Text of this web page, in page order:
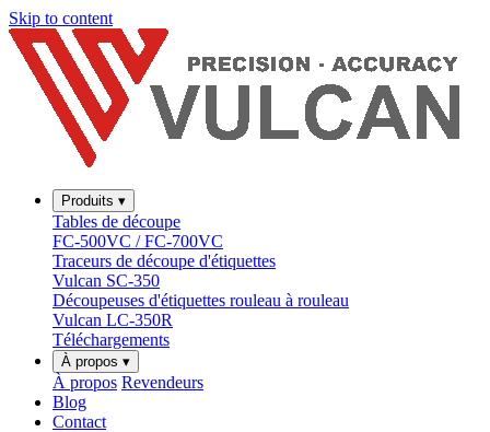
Skip to content
Produits ▾
Tables de découpe
FC-500VC / FC-700VC
Traceurs de découpe d'étiquettes
Vulcan SC-350
Découpeuses d'étiquettes rouleau à rouleau
Vulcan LC-350R
Téléchargements
À propos ▾
À propos Revendeurs
Blog
Contact